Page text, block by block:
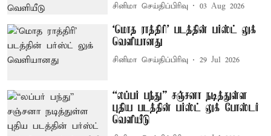
சினிமா செய்திப்பிரிவு 03 Aug 2026
‘மொத ராத்திரி’ படத்தின் பர்ஸ்ட் லுக்
வெளியானது
சினிமா செய்திப்பிரிவு 29 Jul 2026
“லப்பர் பந்து” சஞ்சனா நடித்துள்ள
புதிய படத்தின் பர்ஸ்ட் லுக் போஸ்டர்
வெளியீடு